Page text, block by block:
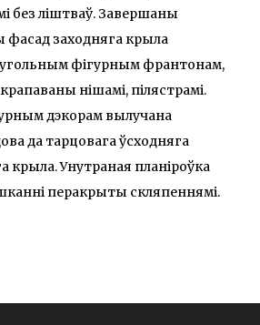
без ліштваў. Завершаны
фасад заходняга крыла
фігурным франтонам,
нішамі, пілястрамі.
дэкорам вылучана
да тарцовага ўсходняга
крыла. Унутраная планіроўка
перакрыты скляпеннямі.